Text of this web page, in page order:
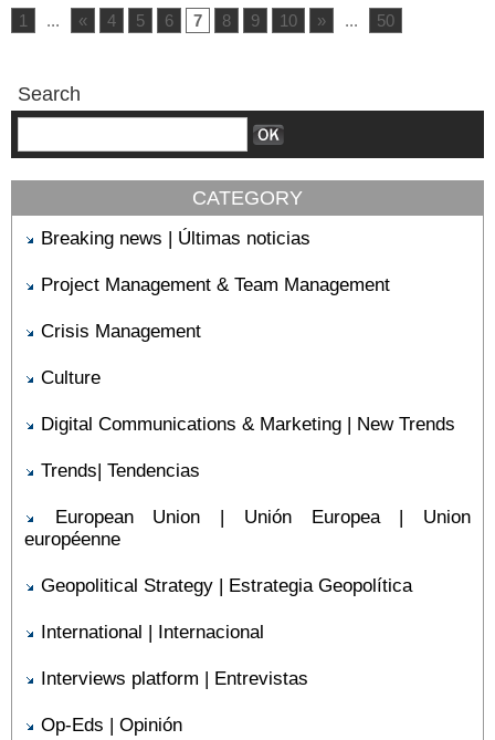
1 ... « 4 5 6 7 8 9 10 » ... 50
Search
CATEGORY
Breaking news | Últimas noticias
Project Management & Team Management
Crisis Management
Culture
Digital Communications & Marketing | New Trends
Trends| Tendencias
European Union | Unión Europea | Union
européenne
Geopolitical Strategy | Estrategia Geopolítica
International | Internacional
Interviews platform | Entrevistas
Op-Eds | Opinión